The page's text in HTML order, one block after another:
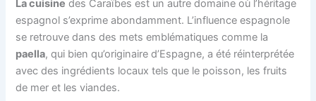
La cuisine des Caraïbes est un autre domaine où l’héritage
espagnol s’exprime abondamment. L’influence espagnole
se retrouve dans des mets emblématiques comme la
paella, qui bien qu’originaire d’Espagne, a été réinterprétée
avec des ingrédients locaux tels que le poisson, les fruits
de mer et les viandes.